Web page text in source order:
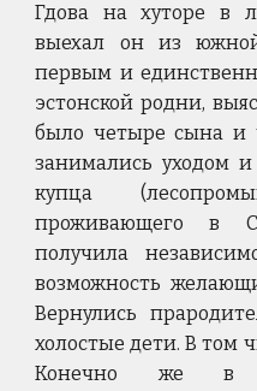
Гдова на хуторе в
выехал он из
первым и
эстонской родни,
было четыре сына и
занимались уходом
купца
проживающего в
получила
возможность
Вернулись
холостые дети. В том
Конечно же в